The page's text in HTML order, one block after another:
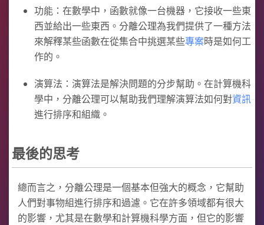
功能：在數學中，函數就像一台機器，它接收一些東
西並給出一些東西。分離公理為我們提供了一種方法
來解釋某些函數在從集合中挑選某些專案時是如何工
作的。
演算法：演算法是解決問題的分步幫助。在計算機科
學中，分離公理可以幫助我們理解演算法如何對資訊
進行排序和組織。
最後的思考
總而言之，分離公理是一個基本但強大的概念，它幫助
人們對事物組進行排序和過濾。它在許多領域都有很大
的影響，尤其是在數學和計算機科學方面，但它的影響